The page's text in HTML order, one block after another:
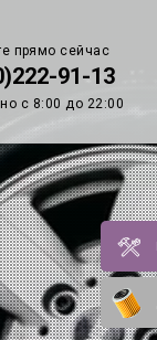
прямо сейчас
91-13
с 8:00 до 22:00